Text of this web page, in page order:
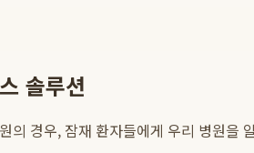
솔루션
경우, 잠재 환자들에게 우리 병원을